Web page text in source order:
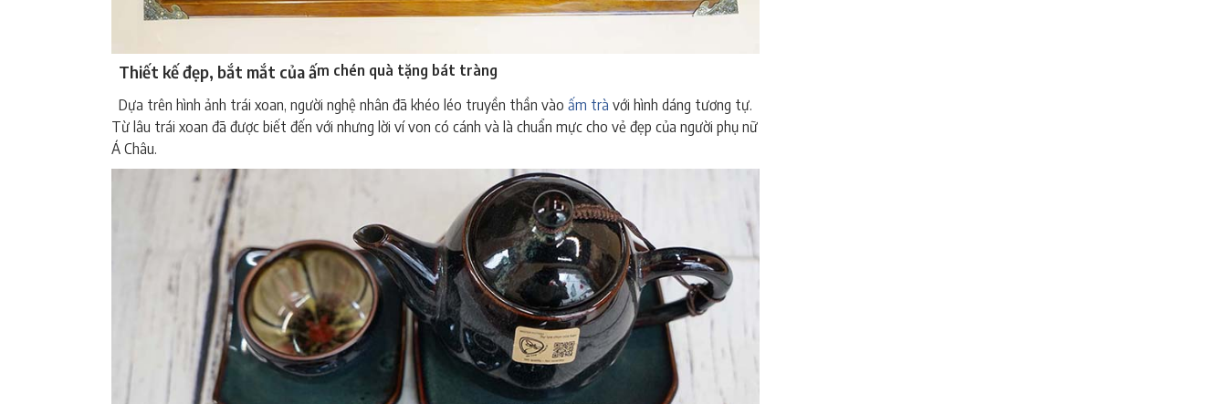
Thiết kế đẹp, bắt mắt của ấm chén quà tặng bát tràng
Dựa trên hình ảnh trái xoan, người nghệ nhân đã khéo léo truyền thần vào ấm trà với hình dáng tương tự.
Từ lâu trái xoan đã được biết đến với nhưng lời ví von có cánh và là chuẩn mực cho vẻ đẹp của người phụ nữ
Á Châu.